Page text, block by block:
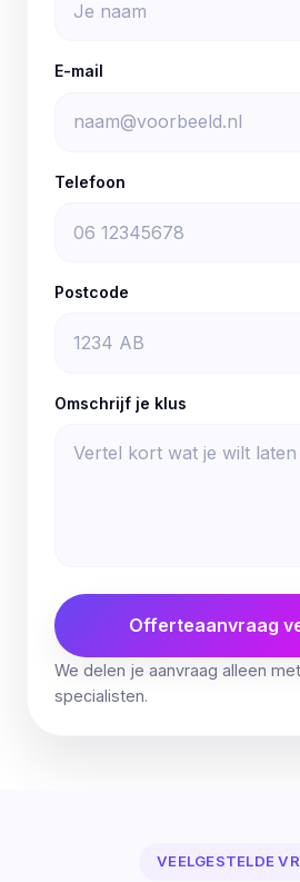
E-mail
Telefoon
Postcode
Omschrijf je klus
Offerteaanvraag
We delen je aanvraag alleen
specialisten.
VEELGESTELDE